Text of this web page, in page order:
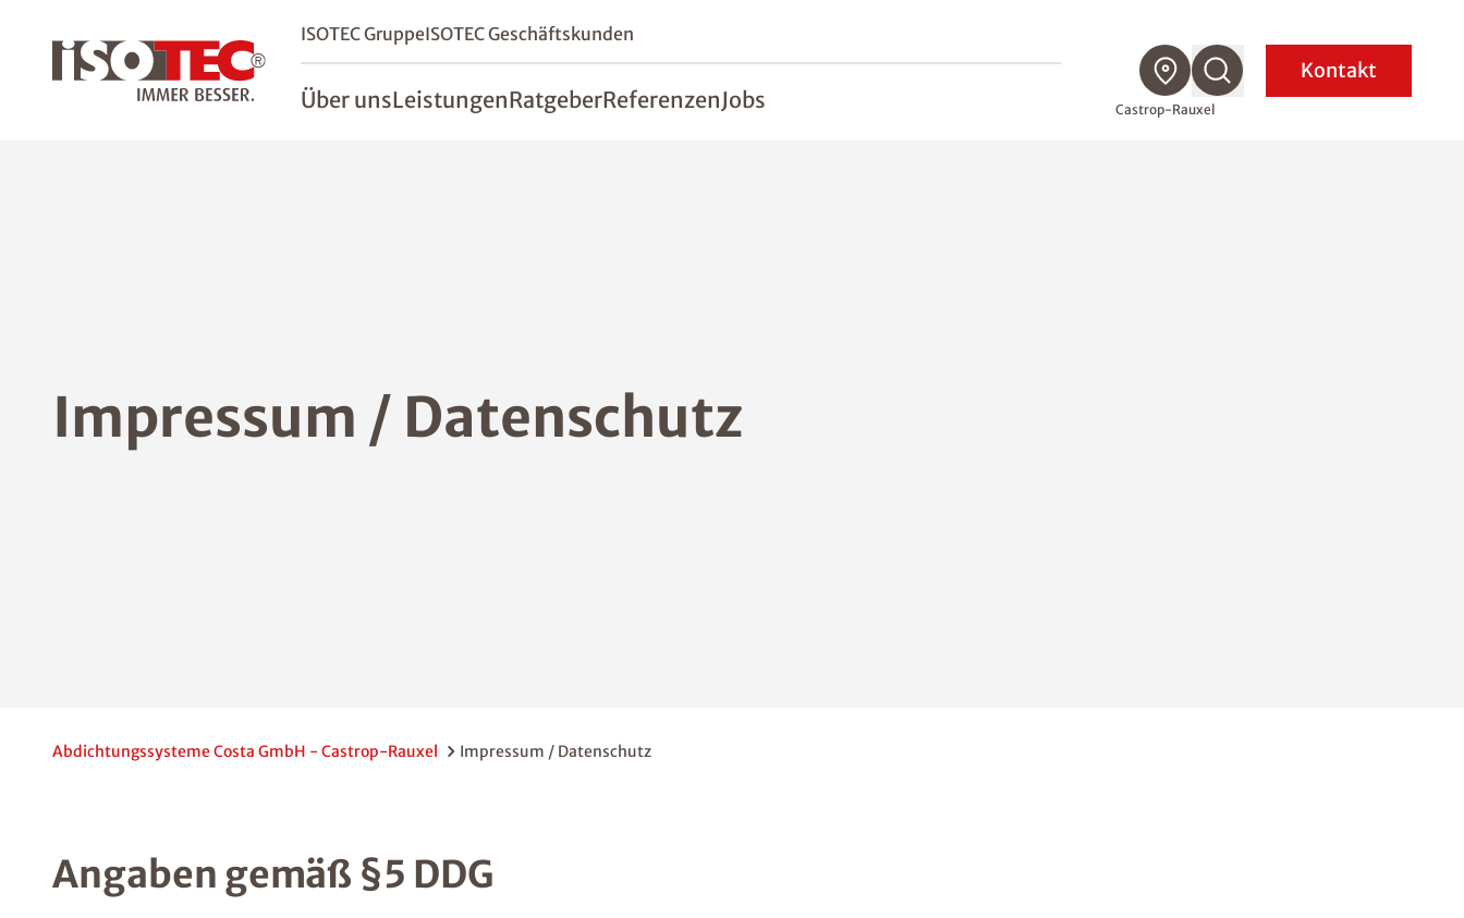
ISOTEC GruppeISOTEC Geschäftskunden
Über unsLeistungenRatgeberReferenzenJobs Castrop-Rauxel
Kontakt
Impressum / Datenschutz
Abdichtungssysteme Costa GmbH - Castrop-Rauxel Impressum / Datenschutz
Angaben gemäß §5 DDG